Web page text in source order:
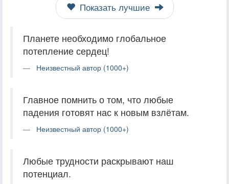
Показать лучшие
Планете необходимо глобальное
потепление сердец!
Неизвестный автор (1000+)
Главное помнить о том, что любые
падения готовят нас к новым взлётам.
Неизвестный автор (1000+)
Любые трудности раскрывают наш
потенциал.